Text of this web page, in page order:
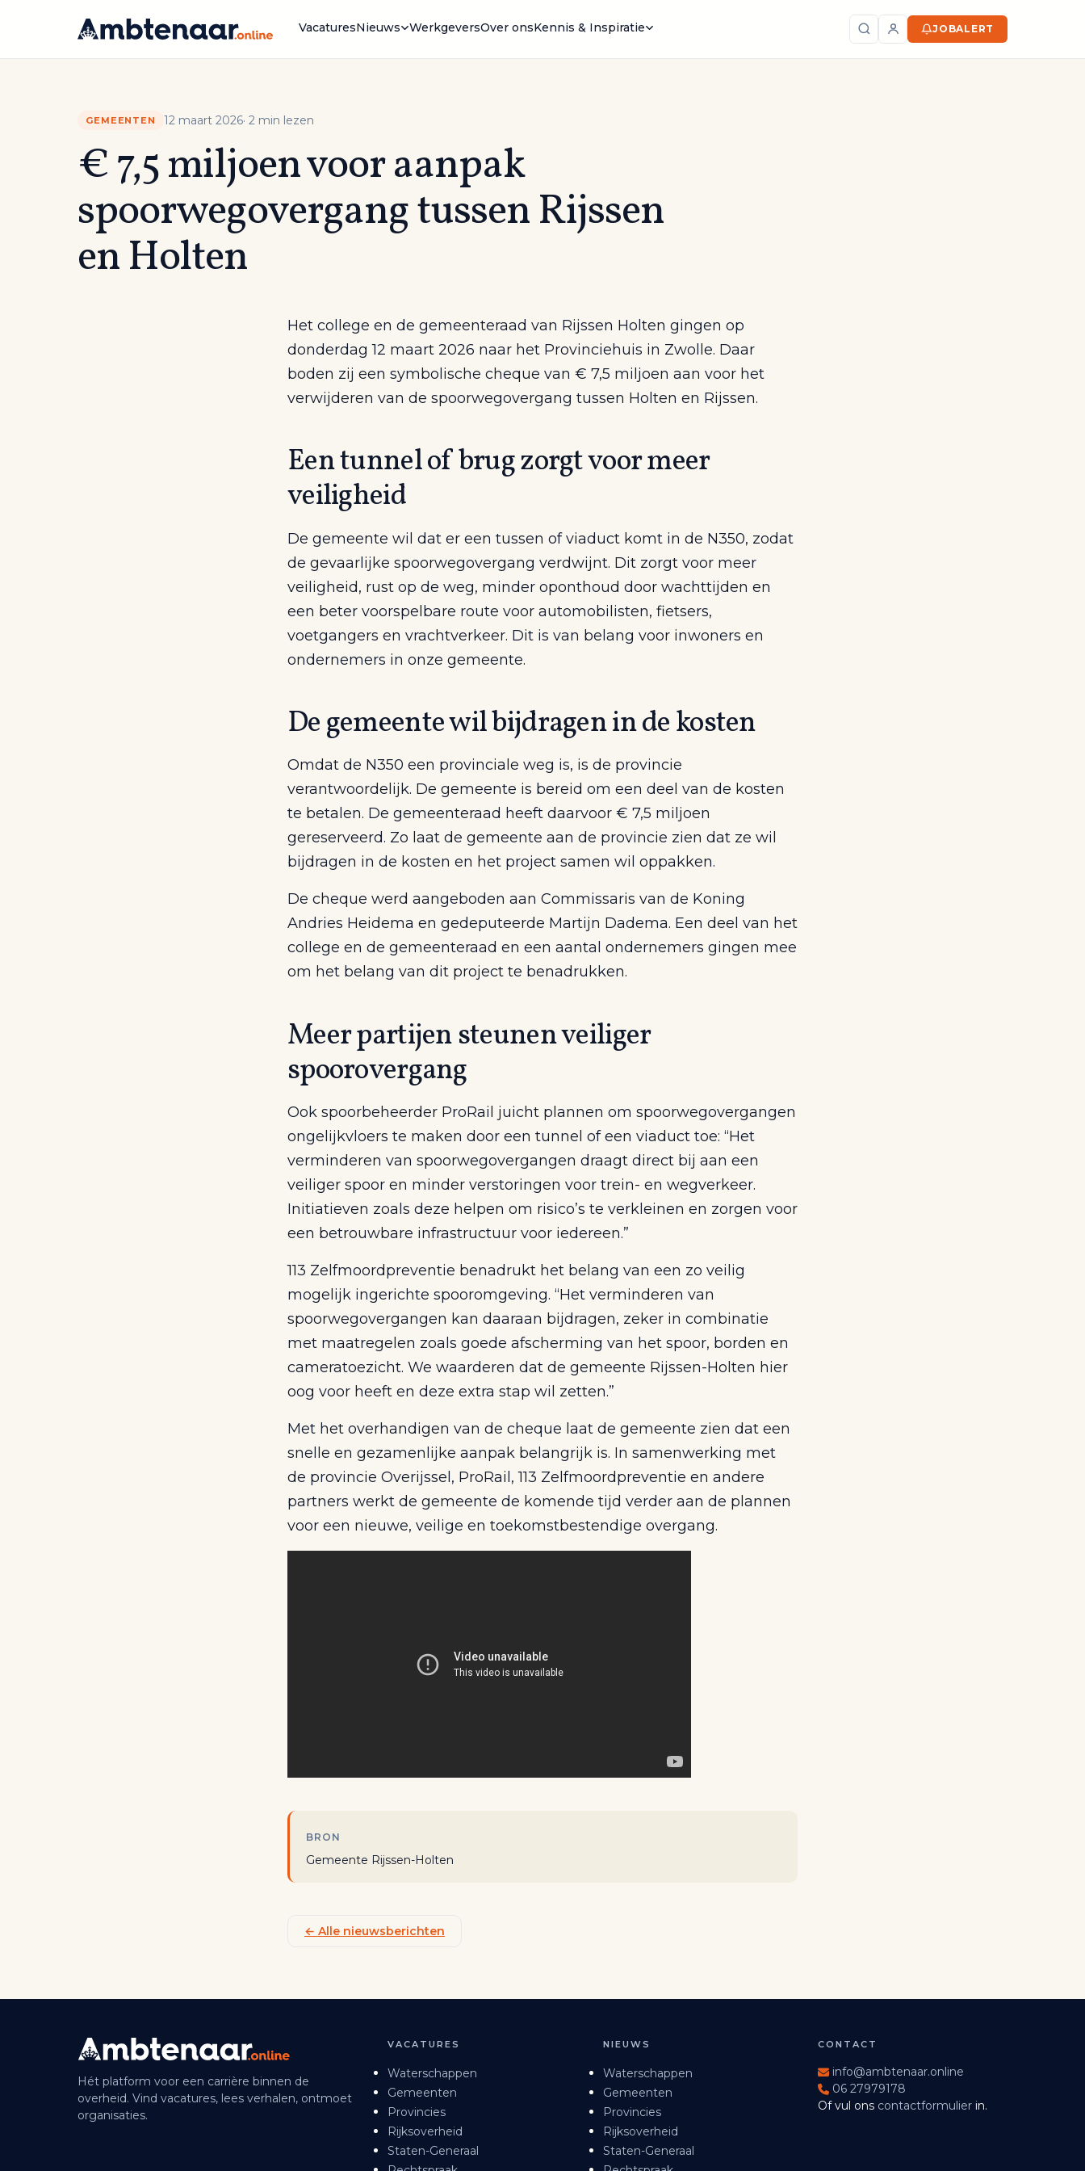
VacaturesNieuws WerkgeversOver onsKennis & Inspiratie JOBALERT
GEMEENTEN 12 maart 2026· 2 min lezen
€ 7,5 miljoen voor aanpak
spoorwegovergang tussen Rijssen
en Holten
Het college en de gemeenteraad van Rijssen Holten gingen op
donderdag 12 maart 2026 naar het Provinciehuis in Zwolle. Daar
boden zij een symbolische cheque van € 7,5 miljoen aan voor het
verwijderen van de spoorwegovergang tussen Holten en Rijssen.
Een tunnel of brug zorgt voor meer
veiligheid
De gemeente wil dat er een tussen of viaduct komt in de N350, zodat
de gevaarlijke spoorwegovergang verdwijnt. Dit zorgt voor meer
veiligheid, rust op de weg, minder oponthoud door wachttijden en
een beter voorspelbare route voor automobilisten, fietsers,
voetgangers en vrachtverkeer. Dit is van belang voor inwoners en
ondernemers in onze gemeente.
De gemeente wil bijdragen in de kosten
Omdat de N350 een provinciale weg is, is de provincie
verantwoordelijk. De gemeente is bereid om een deel van de kosten
te betalen. De gemeenteraad heeft daarvoor € 7,5 miljoen
gereserveerd. Zo laat de gemeente aan de provincie zien dat ze wil
bijdragen in de kosten en het project samen wil oppakken.
De cheque werd aangeboden aan Commissaris van de Koning
Andries Heidema en gedeputeerde Martijn Dadema. Een deel van het
college en de gemeenteraad en een aantal ondernemers gingen mee
om het belang van dit project te benadrukken.
Meer partijen steunen veiliger
spoorovergang
Ook spoorbeheerder ProRail juicht plannen om spoorwegovergangen
ongelijkvloers te maken door een tunnel of een viaduct toe: “Het
verminderen van spoorwegovergangen draagt direct bij aan een
veiliger spoor en minder verstoringen voor trein- en wegverkeer.
Initiatieven zoals deze helpen om risico’s te verkleinen en zorgen voor
een betrouwbare infrastructuur voor iedereen.”
113 Zelfmoordpreventie benadrukt het belang van een zo veilig
mogelijk ingerichte spooromgeving. “Het verminderen van
spoorwegovergangen kan daaraan bijdragen, zeker in combinatie
met maatregelen zoals goede afscherming van het spoor, borden en
cameratoezicht. We waarderen dat de gemeente Rijssen-Holten hier
oog voor heeft en deze extra stap wil zetten.”
Met het overhandigen van de cheque laat de gemeente zien dat een
snelle en gezamenlijke aanpak belangrijk is. In samenwerking met
de provincie Overijssel, ProRail, 113 Zelfmoordpreventie en andere
partners werkt de gemeente de komende tijd verder aan de plannen
voor een nieuwe, veilige en toekomstbestendige overgang.
BRON
Gemeente Rijssen-Holten
← Alle nieuwsberichten
Hét platform voor een carrière binnen de
overheid. Vind vacatures, lees verhalen, ontmoet
organisaties.
VACATURES
Waterschappen
Gemeenten
Provincies
Rijksoverheid
Staten-Generaal
NIEUWS
Waterschappen
Gemeenten
Provincies
Rijksoverheid
Staten-Generaal
CONTACT
info@ambtenaar.online
06 27979178
Of vul ons contactformulier in.